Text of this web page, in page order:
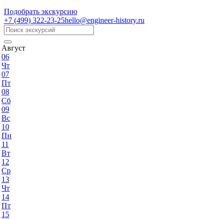
Подобрать экскурсию
+7 (499) 322-23-25hello@engineer-history.ru
Август
06
Чт
07
Пт
08
Сб
09
Вс
10
Пн
11
Вт
12
Ср
13
Чт
14
Пт
15